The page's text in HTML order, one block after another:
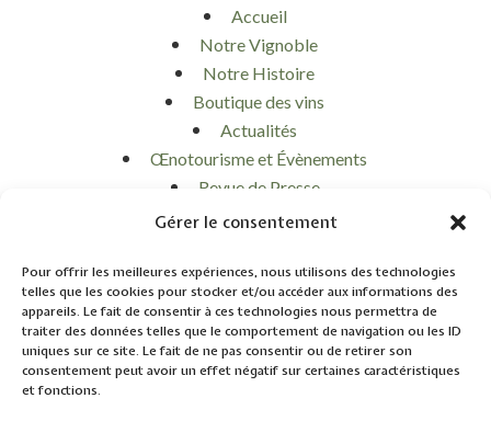
Gérer le consentement
Pour offrir les meilleures expériences, nous utilisons des technologies
telles que les cookies pour stocker et/ou accéder aux informations des
appareils. Le fait de consentir à ces technologies nous permettra de
traiter des données telles que le comportement de navigation ou les ID
uniques sur ce site. Le fait de ne pas consentir ou de retirer son
consentement peut avoir un effet négatif sur certaines caractéristiques
et fonctions.
Accueil
Notre Vignoble
Notre Histoire
Boutique des vins
Actualités
Œnotourisme et Évènements
Revue de Presse
Contact
Mon compte